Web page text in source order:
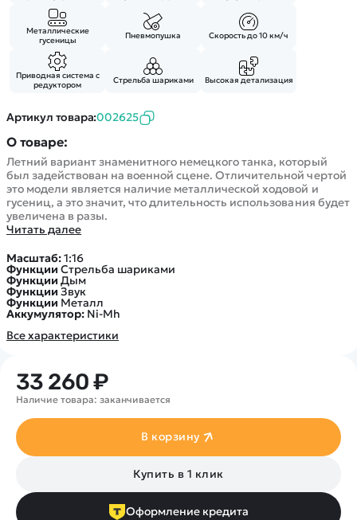
Металлические
гусеницы
Пневмопушка Скорость до 10 км/ч
Приводная система с
редуктором
Стрельба шариками Высокая детализация
Артикул товара:002625
О товаре:
Летний вариант знаменитного немецкого танка, который
был задействован на военной сцене. Отличительной чертой
это модели является наличие металлической ходовой и
гусениц, а это значит, что длительность использования будет
увеличена в разы.
Читать далее
Масштаб:1:16
Функции Стрельба шариками
Функции Дым
Функции Звук
Функции Металл
Аккумулятор: Ni-Mh
Все характеристики
33 260 ₽
Наличие товара: заканчивается
В корзину
Купить в 1 клик
Оформление кредита
Вертолеты
Катера
Роботы
Самолеты
Сборные модели
Детские электромобили
Спецтехника
Железные дороги
Конструкторы
Запчасти для моделей
Статьи про беспилотники
Обзор квадрокоптеров
Аренда Квадрокоптеров
Контакты
Оплата и доставка
Помощь
Оплата на сайте